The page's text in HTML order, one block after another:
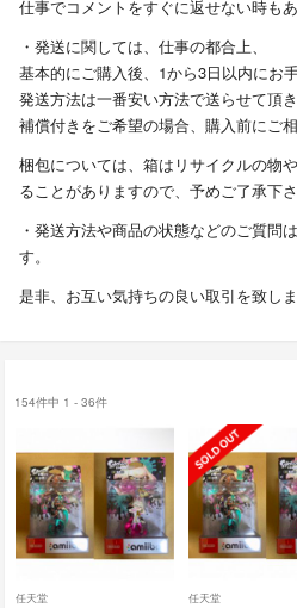
仕事でコメントをすぐに返せない時もあ
・発送に関しては、仕事の都合上、
基本的にご購入後、1から3日以内にお
発送方法は一番安い方法で送らせて頂き
補償付きをご希望の場合、購入前にご相
梱包については、箱はリサイクルの物
ることがありますので、予めご了承下さ
・発送方法や商品の状態などのご質問
す。
是非、お互い気持ちの良い取引を致しま
154件中 1 - 36件
任天堂 任天堂